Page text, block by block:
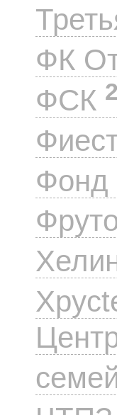
ФК
ФСК 2
Фонд